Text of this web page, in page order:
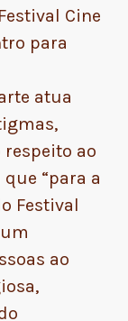
Cine
para
atua
ao
“para a
Festival
ao